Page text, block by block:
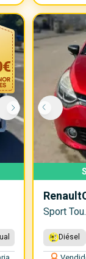
€
Renault
Sport
Diésel